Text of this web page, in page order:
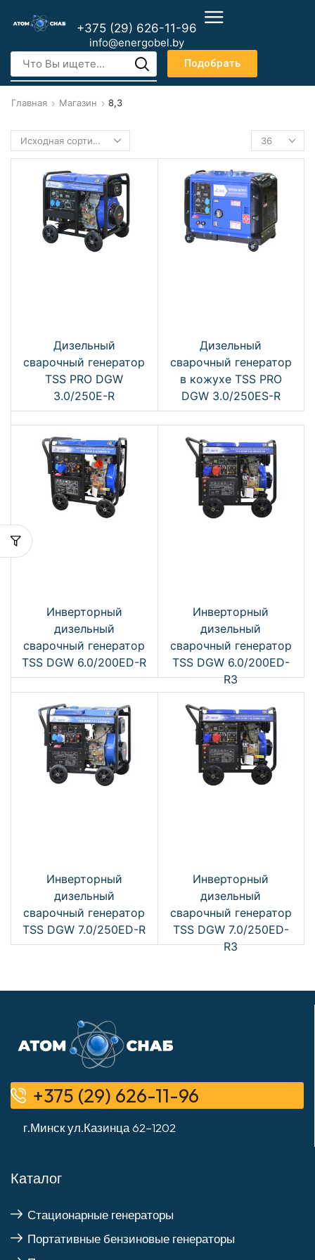
+375 (29) 626-11-96
info@energobel.by
Подобрать
Главная Магазин 8,3
Дизельный
сварочный генератор
TSS PRO DGW
3.0/250E-R
Дизельный
сварочный генератор
в кожухе TSS PRO
DGW 3.0/250ES-R
Инверторный
дизельный
сварочный генератор
TSS DGW 6.0/200ED-R
Инверторный
дизельный
сварочный генератор
TSS DGW 6.0/200ED-
R3
Инверторный
дизельный
сварочный генератор
TSS DGW 7.0/250ED-R
Инверторный
дизельный
сварочный генератор
TSS DGW 7.0/250ED-
R3
+375 (29) 626-11-96
г.Минск ул.Казинца 62–1202
Каталог
Стационарные генераторы
Портативные бензиновые генераторы